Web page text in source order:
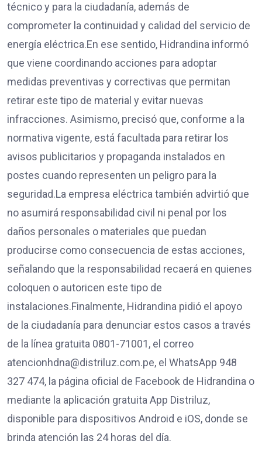
técnico y para la ciudadanía, además de
comprometer la continuidad y calidad del servicio de
energía eléctrica.En ese sentido, Hidrandina informó
que viene coordinando acciones para adoptar
medidas preventivas y correctivas que permitan
retirar este tipo de material y evitar nuevas
infracciones. Asimismo, precisó que, conforme a la
normativa vigente, está facultada para retirar los
avisos publicitarios y propaganda instalados en
postes cuando representen un peligro para la
seguridad.La empresa eléctrica también advirtió que
no asumirá responsabilidad civil ni penal por los
daños personales o materiales que puedan
producirse como consecuencia de estas acciones,
señalando que la responsabilidad recaerá en quienes
coloquen o autoricen este tipo de
instalaciones.Finalmente, Hidrandina pidió el apoyo
de la ciudadanía para denunciar estos casos a través
de la línea gratuita 0801-71001, el correo
atencionhdna@distriluz.com.pe, el WhatsApp 948
327 474, la página oficial de Facebook de Hidrandina o
mediante la aplicación gratuita App Distriluz,
disponible para dispositivos Android e iOS, donde se
brinda atención las 24 horas del día.